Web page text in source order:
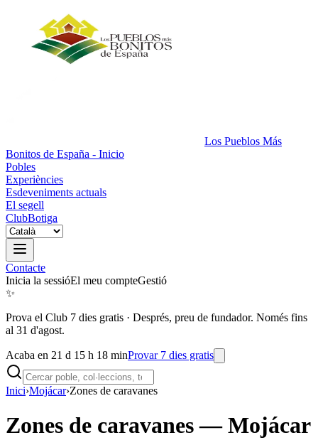
Los Pueblos Más
Bonitos de España - Inicio
Pobles
Experiències
Esdeveniments actuals
El segell
ClubBotiga
Contacte
Inicia la sessióEl meu compteGestió
✨
Prova el Club 7 dies gratis · Després, preu de fundador. Només fins
al 31 d'agost.
Acaba en 21 d 15 h 18 minProvar 7 dies gratis
Inici›Mojácar›Zones de caravanes
Zones de caravanes—Mojácar